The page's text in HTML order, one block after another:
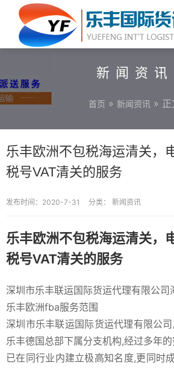
新闻资讯
首页 » 新闻资讯 » 正
乐丰欧洲不包税海运清关，
税号VAT清关的服务
发布时间：2020-7-31 分类： 新闻资讯
乐丰欧洲不包税海运清关，
税号VAT清关的服务
深圳市乐丰联运国际货运代理有限公司
乐丰欧洲fba服务范围
深圳市乐丰联运国际货运代理有限公
乐丰德国总部下属分支机构,经过多年
已在同行业内建立极高知名度,更同时